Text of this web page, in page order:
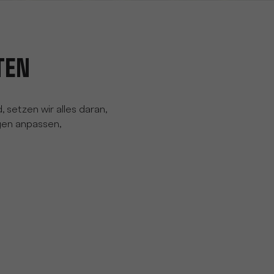
setzen wir alles daran,
anpassen,